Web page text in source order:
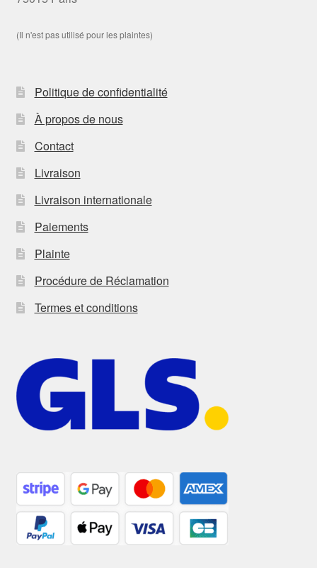
(Il n'est pas utilisé pour les plaintes)
Politique de confidentialité
À propos de nous
Contact
Livraison
Livraison internationale
Paiements
Plainte
Procédure de Réclamation
Termes et conditions